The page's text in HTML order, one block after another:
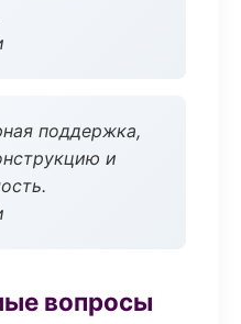
поддержка,
и
вопросы